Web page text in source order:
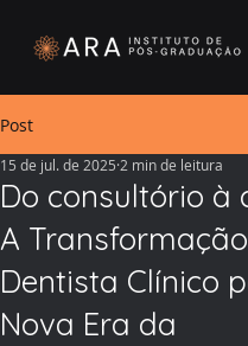
Post
Do consultório à
A
Dentista Clínico
Nova Era da
15 de jul. de 2025 2 min de leitura